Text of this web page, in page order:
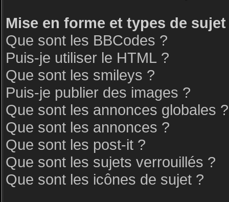
Mise en forme et types de sujet
Que sont les BBCodes ?
Puis-je utiliser le HTML ?
Que sont les smileys ?
Puis-je publier des images ?
Que sont les annonces globales ?
Que sont les annonces ?
Que sont les post-it ?
Que sont les sujets verrouillés ?
Que sont les icônes de sujet ?